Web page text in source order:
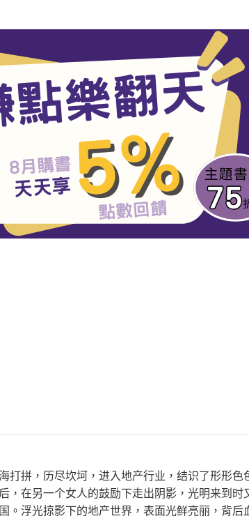
打拼，历尽坎坷，进入地产行业，结识了形形
，在另一个女人的鼓励下走出阴影，光明来到
。浮光掠影下的地产世界，表面光鲜亮丽，背后